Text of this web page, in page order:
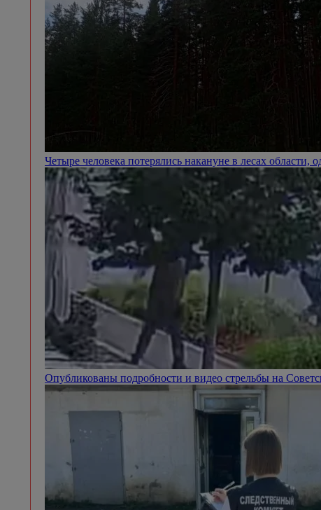
Четыре человека потерялись накануне в лесах области,
Опубликованы подробности и видео стрельбы на